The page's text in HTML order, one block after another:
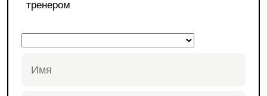
тренером